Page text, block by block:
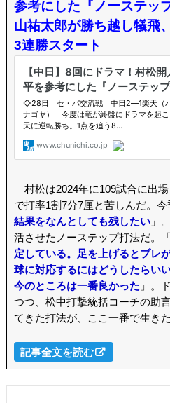
参考にした『ノーステッ
山祐太郎が勝ち越し犠飛
3連勝スタート
村松は2024年に109試合に出
で打率1割7分7厘と苦しんだ。今
結果をなんとしても残したい」
活させたノーステップ打法だ。「
定している。足を上げるとブレ
球に対応するにはどうしたらい
今のところは一番良かった 」。
つつ、松中打撃統括コーチの助
てきた打法が、ここ一番で生きた
記事全文を読む